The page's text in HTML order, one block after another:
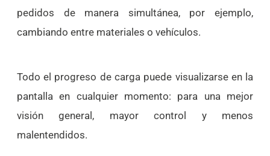
pedidos de manera simultánea, por ejemplo,
cambiando entre materiales o vehículos.
Todo el progreso de carga puede visualizarse en la
pantalla en cualquier momento: para una mejor
visión general, mayor control y menos
malentendidos.